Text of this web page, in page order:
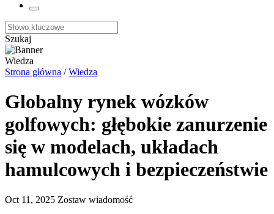
Szukaj
Wiedza
Strona główna /Wiedza
Globalny rynek wózków
golfowych: głębokie zanurzenie
się w modelach, układach
hamulcowych i bezpieczeństwie
Oct 11, 2025 Zostaw wiadomość